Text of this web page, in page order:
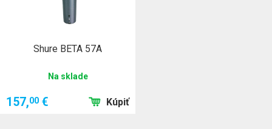
Shure BETA 57A
Na sklade
157,00 € Kúpiť